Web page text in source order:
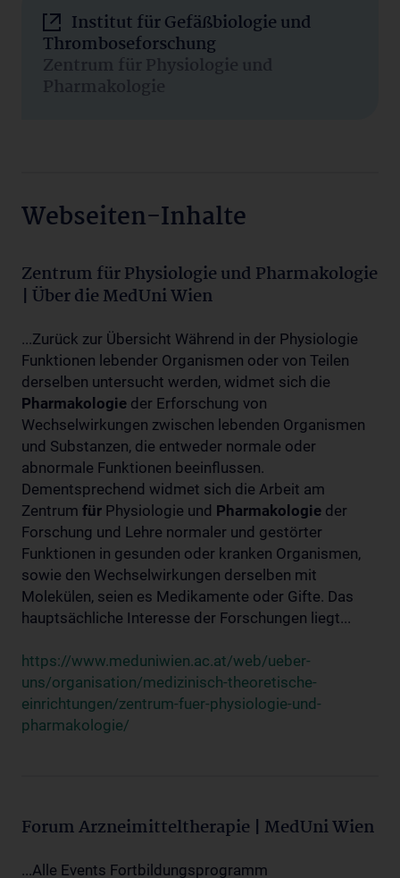
Institut für Gefäßbiologie und
Thromboseforschung
Zentrum für Physiologie und
Pharmakologie
Webseiten-Inhalte
Zentrum für Physiologie und Pharmakologie
| Über die MedUni Wien
...Zurück zur Übersicht Während in der Physiologie
Funktionen lebender Organismen oder von Teilen
derselben untersucht werden, widmet sich die
Pharmakologie der Erforschung von
Wechselwirkungen zwischen lebenden Organismen
und Substanzen, die entweder normale oder
abnormale Funktionen beeinflussen.
Dementsprechend widmet sich die Arbeit am
Zentrum für Physiologie und Pharmakologie der
Forschung und Lehre normaler und gestörter
Funktionen in gesunden oder kranken Organismen,
sowie den Wechselwirkungen derselben mit
Molekülen, seien es Medikamente oder Gifte. Das
hauptsächliche Interesse der Forschungen liegt...
https://www.meduniwien.ac.at/web/ueber-
uns/organisation/medizinisch-theoretische-
einrichtungen/zentrum-fuer-physiologie-und-
pharmakologie/
Forum Arzneimitteltherapie | MedUni Wien
...Alle Events Fortbildungsprogramm